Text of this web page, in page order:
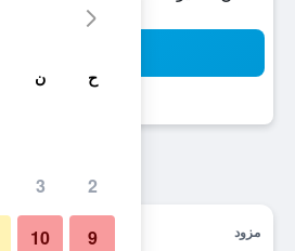
مزود
ح ن
2
3
9
10